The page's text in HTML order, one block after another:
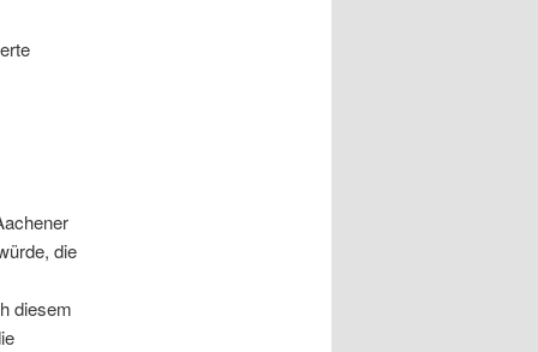
die
diesem